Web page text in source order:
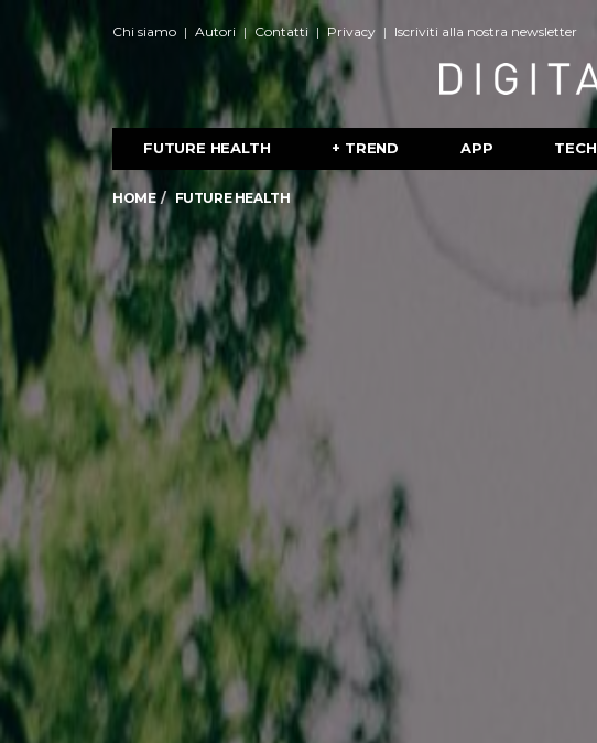
Chi siamo Autori Contatti Privacy Iscriviti alla nostra newsletter
FUTURE HEALTH + TREND APP TECH
HOME FUTURE HEALTH